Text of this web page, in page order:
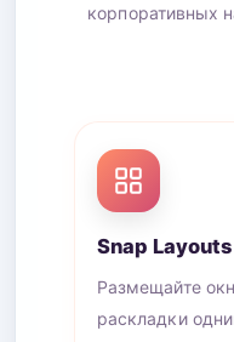
корпоративных
Snap Layouts
Размещайте
раскладки